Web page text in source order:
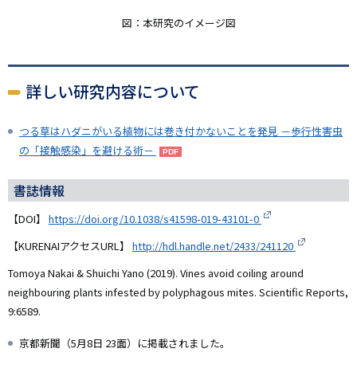
図：本研究のイメージ図
詳しい研究内容について
つる草はハダニがいる植物には巻き付かないことを発見 －歩行性害虫
の「接触感染」を避ける術－
書誌情報
【DOI】 https://doi.org/10.1038/s41598-019-43101-0
【KURENAIアクセスURL】 http://hdl.handle.net/2433/241120
Tomoya Nakai & Shuichi Yano (2019). Vines avoid coiling around
neighbouring plants infested by polyphagous mites. Scientific Reports,
9:6589.
京都新聞（5月8日 23面）に掲載されました。